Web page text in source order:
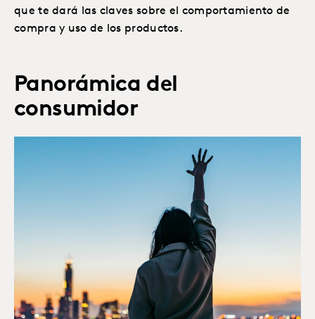
que te dará las claves sobre el comportamiento de
compra y uso de los productos.
Panorámica del
consumidor